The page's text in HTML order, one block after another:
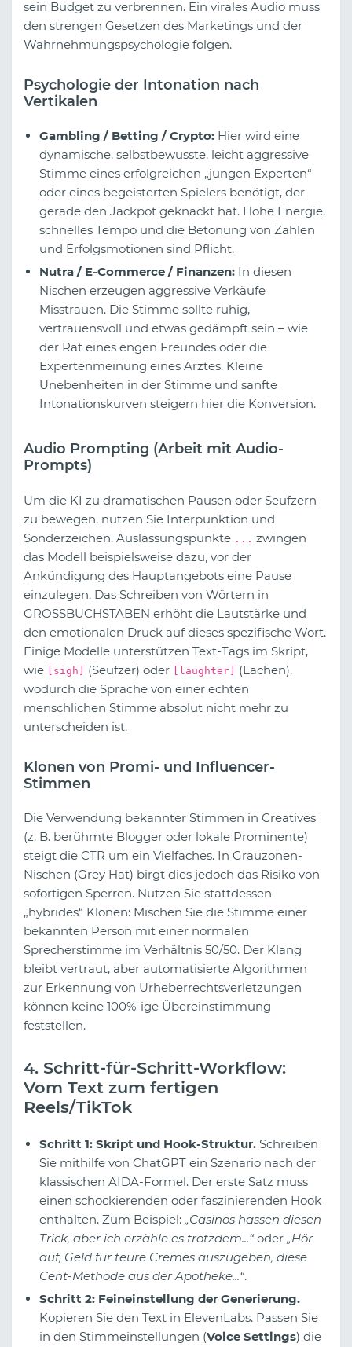
sein Budget zu verbrennen. Ein virales Audio muss
den strengen Gesetzen des Marketings und der
Wahrnehmungspsychologie folgen.
Psychologie der Intonation nach
Vertikalen
Gambling / Betting / Crypto: Hier wird eine
dynamische, selbstbewusste, leicht aggressive
Stimme eines erfolgreichen „jungen Experten“
oder eines begeisterten Spielers benötigt, der
gerade den Jackpot geknackt hat. Hohe Energie,
schnelles Tempo und die Betonung von Zahlen
und Erfolgsmotionen sind Pflicht.
Nutra / E-Commerce / Finanzen: In diesen
Nischen erzeugen aggressive Verkäufe
Misstrauen. Die Stimme sollte ruhig,
vertrauensvoll und etwas gedämpft sein – wie
der Rat eines engen Freundes oder die
Expertenmeinung eines Arztes. Kleine
Unebenheiten in der Stimme und sanfte
Intonationskurven steigern hier die Konversion.
Audio Prompting (Arbeit mit Audio-
Prompts)
Um die KI zu dramatischen Pausen oder Seufzern
zu bewegen, nutzen Sie Interpunktion und
Sonderzeichen. Auslassungspunkte ... zwingen
das Modell beispielsweise dazu, vor der
Ankündigung des Hauptangebots eine Pause
einzulegen. Das Schreiben von Wörtern in
GROSSBUCHSTABEN erhöht die Lautstärke und
den emotionalen Druck auf dieses spezifische Wort.
Einige Modelle unterstützen Text-Tags im Skript,
wie [sigh] (Seufzer) oder [laughter] (Lachen),
wodurch die Sprache von einer echten
menschlichen Stimme absolut nicht mehr zu
unterscheiden ist.
Klonen von Promi- und Influencer-
Stimmen
Die Verwendung bekannter Stimmen in Creatives
(z. B. berühmte Blogger oder lokale Prominente)
steigt die CTR um ein Vielfaches. In Grauzonen-
Nischen (Grey Hat) birgt dies jedoch das Risiko von
sofortigen Sperren. Nutzen Sie stattdessen
„hybrides“ Klonen: Mischen Sie die Stimme einer
bekannten Person mit einer normalen
Sprecherstimme im Verhältnis 50/50. Der Klang
bleibt vertraut, aber automatisierte Algorithmen
zur Erkennung von Urheberrechtsverletzungen
können keine 100%-ige Übereinstimmung
feststellen.
4. Schritt-für-Schritt-Workflow:
Vom Text zum fertigen
Reels/TikTok
Schritt 1: Skript und Hook-Struktur. Schreiben
Sie mithilfe von ChatGPT ein Szenario nach der
klassischen AIDA-Formel. Der erste Satz muss
einen schockierenden oder faszinierenden Hook
enthalten. Zum Beispiel: „Casinos hassen diesen
Trick, aber ich erzähle es trotzdem...“oder „Hör
auf, Geld für teure Cremes auszugeben, diese
Cent-Methode aus der Apotheke...“.
Schritt 2: Feineinstellung der Generierung.
Kopieren Sie den Text in ElevenLabs. Passen Sie
in den Stimmeinstellungen (Voice Settings) die